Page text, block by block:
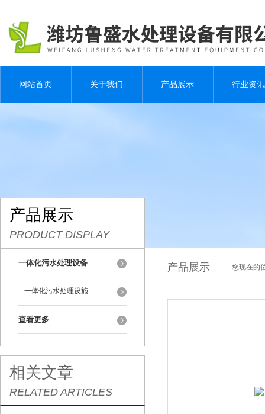
网站首页 关于我们 产品展示 行业资讯
产品展示
PRODUCT DISPLAY
一体化污水处理设备
一体化污水处理设施
查看更多
相关文章
RELATED ARTICLES
产品展示 您现在的